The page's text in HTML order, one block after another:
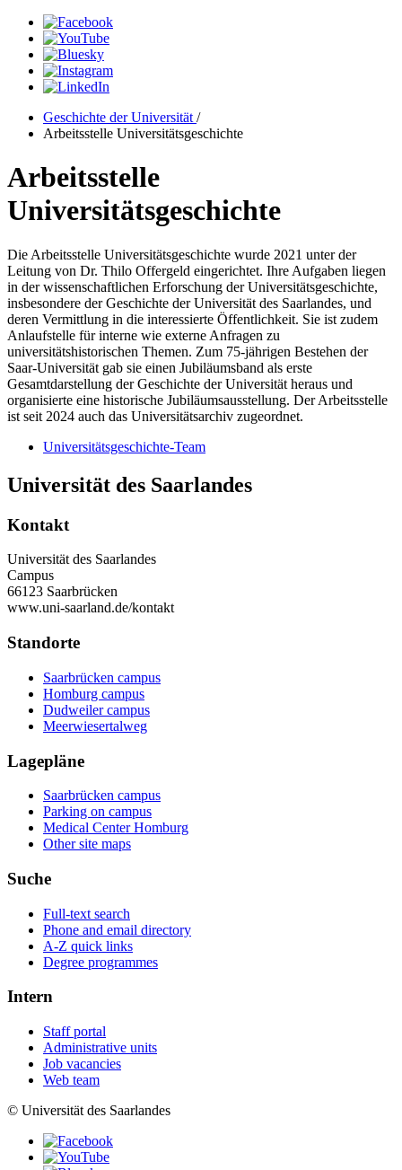
Geschichte der Universität /
Arbeitsstelle Universitätsgeschichte
Arbeitsstelle
Universitätsgeschichte
Die Arbeitsstelle Universitätsgeschichte wurde 2021 unter der
Leitung von Dr. Thilo Offergeld eingerichtet. Ihre Aufgaben liegen
in der wissenschaftlichen Erforschung der Universitätsgeschichte,
insbesondere der Geschichte der Universität des Saarlandes, und
deren Vermittlung in die interessierte Öffentlichkeit. Sie ist zudem
Anlaufstelle für interne wie externe Anfragen zu
universitätshistorischen Themen. Zum 75-jährigen Bestehen der
Saar-Universität gab sie einen Jubiläumsband als erste
Gesamtdarstellung der Geschichte der Universität heraus und
organisierte eine historische Jubiläumsausstellung. Der Arbeitsstelle
ist seit 2024 auch das Universitätsarchiv zugeordnet.
Universitätsgeschichte-Team
Universität des Saarlandes
Kontakt
Universität des Saarlandes
Campus
66123 Saarbrücken
www.uni-saarland.de/kontakt
Standorte
Saarbrücken campus
Homburg campus
Dudweiler campus
Meerwiesertalweg
Lagepläne
Saarbrücken campus
Parking on campus
Medical Center Homburg
Other site maps
Suche
Full-text search
Phone and email directory
A-Z quick links
Degree programmes
Intern
Staff portal
Administrative units
Job vacancies
Web team
© Universität des Saarlandes